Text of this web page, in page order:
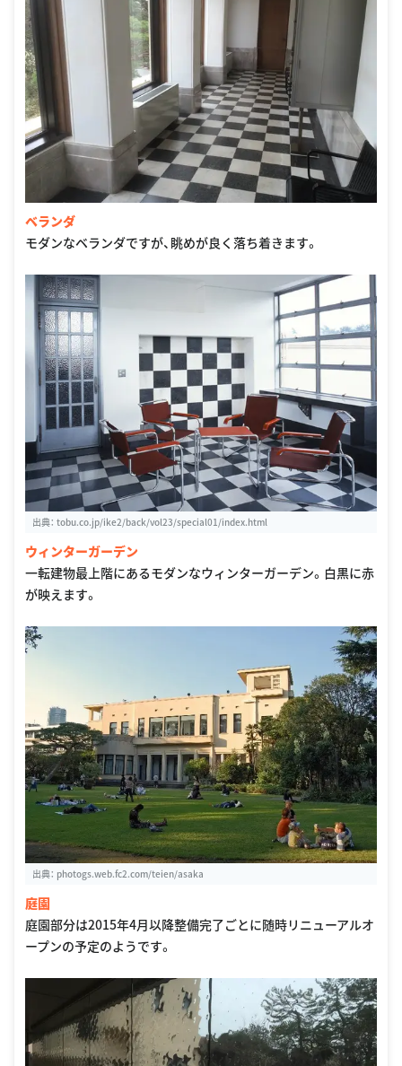
ベランダ
モダンなベランダですが、眺めが良く落ち着きます。
出典： tobu.co.jp/ike2/back/vol23/special01/index.html
ウィンターガーデン
一転建物最上階にあるモダンなウィンターガーデン。白黒に赤
が映えます。
出典： photogs.web.fc2.com/teien/asaka
庭園
庭園部分は2015年4月以降整備完了ごとに随時リニューアルオ
ープンの予定のようです。